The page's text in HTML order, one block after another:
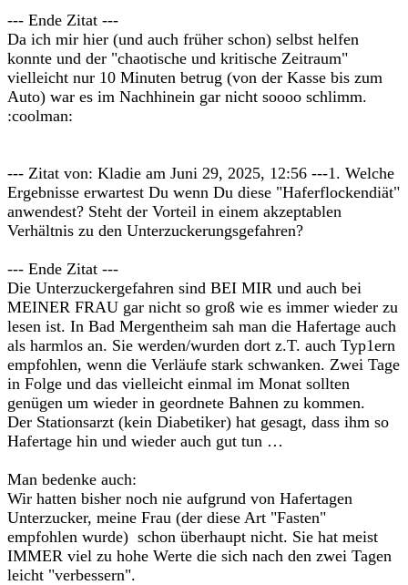
--- Ende Zitat ---
Da ich mir hier (und auch früher schon) selbst helfen
konnte und der "chaotische und kritische Zeitraum"
vielleicht nur 10 Minuten betrug (von der Kasse bis zum
Auto) war es im Nachhinein gar nicht soooo schlimm.
:coolman:
--- Zitat von: Kladie am Juni 29, 2025, 12:56 ---1. Welche
Ergebnisse erwartest Du wenn Du diese "Haferflockendiät"
anwendest? Steht der Vorteil in einem akzeptablen
Verhältnis zu den Unterzuckerungsgefahren?
--- Ende Zitat ---
Die Unterzuckergefahren sind BEI MIR und auch bei
MEINER FRAU gar nicht so groß wie es immer wieder zu
lesen ist. In Bad Mergentheim sah man die Hafertage auch
als harmlos an. Sie werden/wurden dort z.T. auch Typ1ern
empfohlen, wenn die Verläufe stark schwanken. Zwei Tage
in Folge und das vielleicht einmal im Monat sollten
genügen um wieder in geordnete Bahnen zu kommen.
Der Stationsarzt (kein Diabetiker) hat gesagt, dass ihm so
Hafertage hin und wieder auch gut tun …
Man bedenke auch:
Wir hatten bisher noch nie aufgrund von Hafertagen
Unterzucker, meine Frau (der diese Art "Fasten"
empfohlen wurde) schon überhaupt nicht. Sie hat meist
IMMER viel zu hohe Werte die sich nach den zwei Tagen
leicht "verbessern".